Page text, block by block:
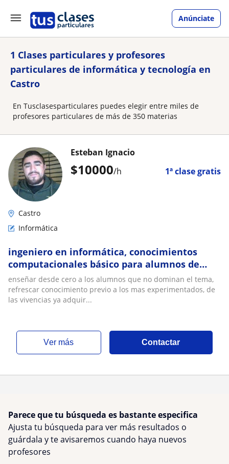
Anúnciate
1 Clases particulares y profesores
particulares de informática y tecnología en
Castro
En Tusclasesparticulares puedes elegir entre miles de
profesores particulares de más de 350 materias
$10000/h 1ª clase gratis
Esteban Ignacio
Castro
Informática
ingeniero en informática, conocimientos
computacionales básico para alumnos de
todas las edades
enseñar desde cero a los alumnos que no dominan el tema,
refrescar conocimiento previo a los mas experimentados, de
las vivencias ya adquir...
ver más Contactar
Parece que tu búsqueda es bastante especifica
Ajusta tu búsqueda para ver más resultados o
guárdala y te avisaremos cuando haya nuevos
profesores